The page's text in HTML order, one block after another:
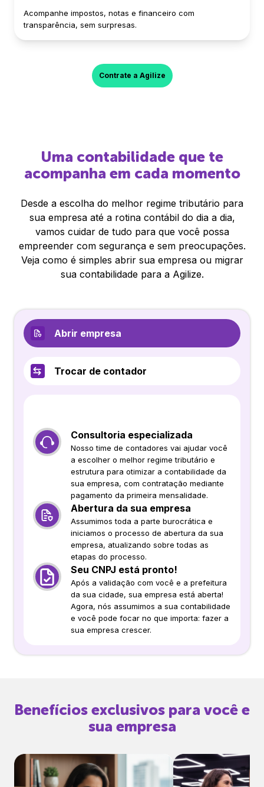
Acompanhe impostos, notas e financeiro com
transparência, sem surpresas.
Contrate a Agilize
Uma contabilidade que te
acompanha em cada momento
Desde a escolha do melhor regime tributário para
sua empresa até a rotina contábil do dia a dia,
vamos cuidar de tudo para que você possa
empreender com segurança e sem preocupações.
Veja como é simples abrir sua empresa ou migrar
sua contabilidade para a Agilize.
Abrir empresa
Trocar de contador
Consultoria especializada
Nosso time de contadores vai ajudar você
a escolher o melhor regime tributário e
estrutura para otimizar a contabilidade da
sua empresa, com contratação mediante
pagamento da primeira mensalidade.
Abertura da sua empresa
Assumimos toda a parte burocrática e
iniciamos o processo de abertura da sua
empresa, atualizando sobre todas as
etapas do processo.
Seu CNPJ está pronto!
Após a validação com você e a prefeitura
da sua cidade, sua empresa está aberta!
Agora, nós assumimos a sua contabilidade
e você pode focar no que importa: fazer a
sua empresa crescer.
Benefícios exclusivos para você e
sua empresa